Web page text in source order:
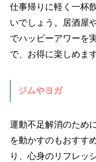
仕事帰りに軽く一杯
いでしょう。居酒屋
でハッピーアワーを
で、お得に楽しめます
ジムやヨガ
運動不足解消のため
を動かすのもおすす
り、心身のリフレッ